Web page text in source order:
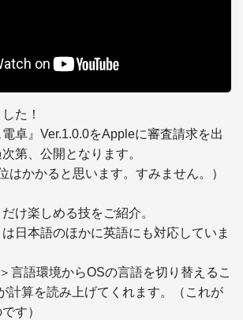
た！
卓』Ver.1.0.0をAppleに審査請求を出
第、公開となります。
はかかると思います。すみません。）
け楽しめる技をご紹介。
は日本語のほかに英語にも対応していま
言語環境からOSの言語を切り替えるこ
計算を読み上げてくれます。（これが
す）